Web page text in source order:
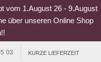
vom 1.August 26 - 9.August
über unseren Online Shop
03 KURZE LIEFERZEIT